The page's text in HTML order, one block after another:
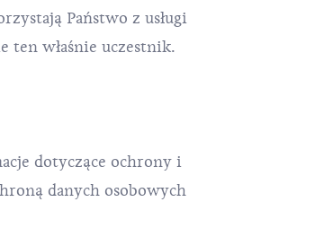
Państwo z usługi
ten właśnie uczestnik.
dotyczące ochrony i
danych osobowych